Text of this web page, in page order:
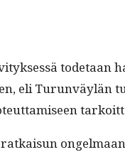
tode­taan
eli Turun­väylän